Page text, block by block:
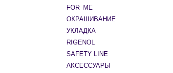
FOR–ME
ОКРАШИВАНИЕ
УКЛАДКА
RIGENOL
SAFETY LINE
АКСЕССУАРЫ